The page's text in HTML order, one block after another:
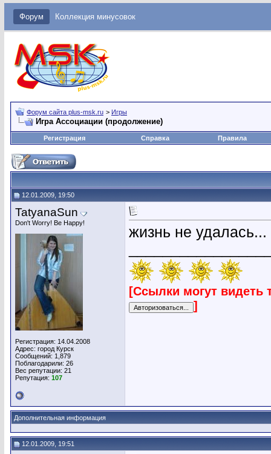
Форум Коллекция минусовок
Форум сайта plus-msk.ru > Игры
Игра Ассоциации (продолжение)
Регистрация Справка Правила
12.01.2009, 19:50
TatyanaSun
Don't Worry! Be Happy!
Регистрация: 14.04.2008
Адрес: город Курск
Сообщений: 1,879
Поблагодарили: 26
Вес репутации: 21
Репутация: 107
жизнь не удалась...
[Ссылки могут видеть
]
Дополнительная информация
12.01.2009, 19:51